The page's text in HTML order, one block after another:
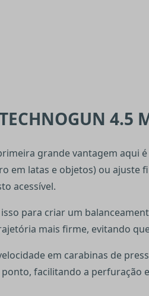
4.5
grande vantagem aqui
latas e objetos) ou ajuste
acessível.
para criar um
mais firme, evitando
em carabinas de
facilitando a